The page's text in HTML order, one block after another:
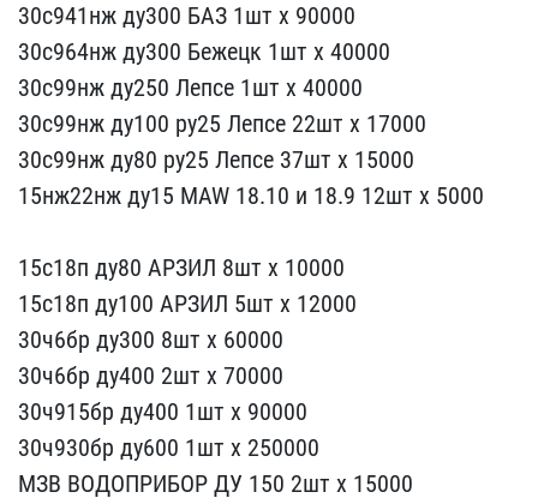
30с941нж ​ду300 БАЗ 1шт х 90000
30​с964нж ду300 Бежецк 1шт ​х 40000
30с99нж ду250 Ле​псе 1шт х 40000
30с99нж ​ду100 ру25 Лепсе 22шт ​х 17000
30с99нж ду80 ру2​5 Лепсе 37шт х 15000
1​5нж22нж ду15 MAW 18.10 и​ 18.9 12шт х 5000
15с18​п ду80 АРЗИЛ 8шт х 10000​
15с18п ду100 АРЗИЛ 5шт ​х 12000
30ч6бр ду300 8шт​ х 60000
30ч6бр ду400 2ш​т х 70000
30ч915бр ду400​ 1шт х 90000
30ч930бр ду​600 1шт х 250000
МЗВ ВОД​ОПРИБОР ДУ 150 2шт х 150​00